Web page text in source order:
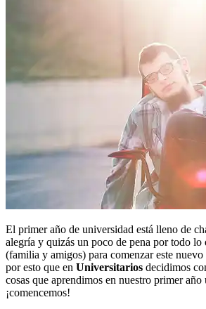
El primer año de universidad está lleno de
alegría y quizás un poco de pena por todo lo
(familia y amigos) para comenzar este
por esto que en Universitarios decidimos
cosas que aprendimos en nuestro primer
¡comencemos!